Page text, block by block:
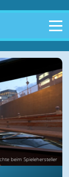
beim Spielehersteller